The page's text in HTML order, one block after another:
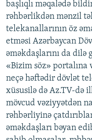
başlıqlı məqalədə
rəhbərlikdən mənzil
telekanallarının öz
etməsi Azərbaycan
əməkdaşlarını da
«Bizim söz»
neçə həftədir dövlət
xüsusilə də Az.TV-də
mövcud vəziyyətdən
rəhbərliyinə
əməkdaşları bəyan